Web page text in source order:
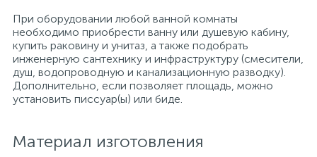
При оборудовании любой ванной комнаты
необходимо приобрести ванну или душевую кабину,
купить раковину и унитаз, а также подобрать
инженерную сантехнику и инфраструктуру (смесители,
душ, водопроводную и канализационную разводку).
Дополнительно, если позволяет площадь, можно
установить писсуар(ы) или биде.
Материал изготовления
Сифоны и выпуски
Аксессуары для ванной